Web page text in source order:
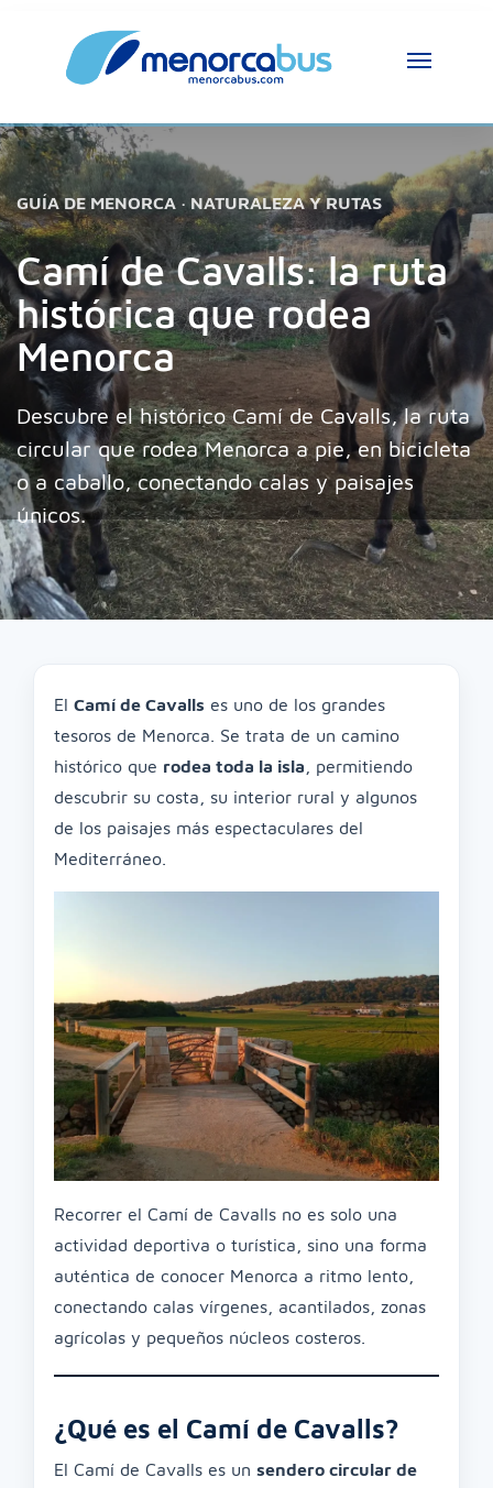
GUÍA DE MENORCA · NATURALEZA Y RUTAS
Camí de Cavalls: la ruta
histórica que rodea
Menorca
Descubre el histórico Camí de Cavalls, la ruta
circular que rodea Menorca a pie, en bicicleta
o a caballo, conectando calas y paisajes
únicos.
El Camí de Cavalls es uno de los grandes
tesoros de Menorca. Se trata de un camino
histórico que rodea toda la isla , permitiendo
descubrir su costa, su interior rural y algunos
de los paisajes más espectaculares del
Mediterráneo.
Recorrer el Camí de Cavalls no es solo una
actividad deportiva o turística, sino una forma
auténtica de conocer Menorca a ritmo lento,
conectando calas vírgenes, acantilados, zonas
agrícolas y pequeños núcleos costeros.
¿Qué es el Camí de Cavalls?
El Camí de Cavalls es un sendero circular de